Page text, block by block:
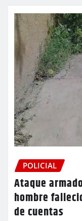
POLICIAL
Ataque
hombre
de cuentas